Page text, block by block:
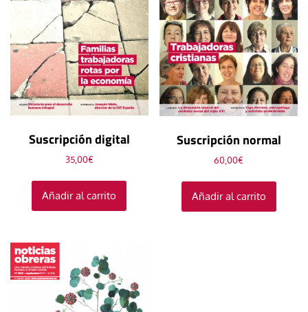
Suscripción digital
35,00€
Añadir al carrito
Suscripción normal
60,00€
Añadir al carrito